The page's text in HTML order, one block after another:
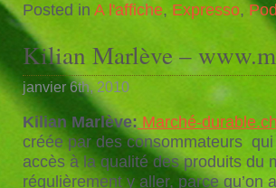
Posted in A l'affiche, Expresso,
Kilian Marlève –
janvier 6th, 2010
Kilian Marlève:Marché-durable.ch
créée par des consommateurs
accès à la qualité des produits du
régulièrement y aller, parce qu’on